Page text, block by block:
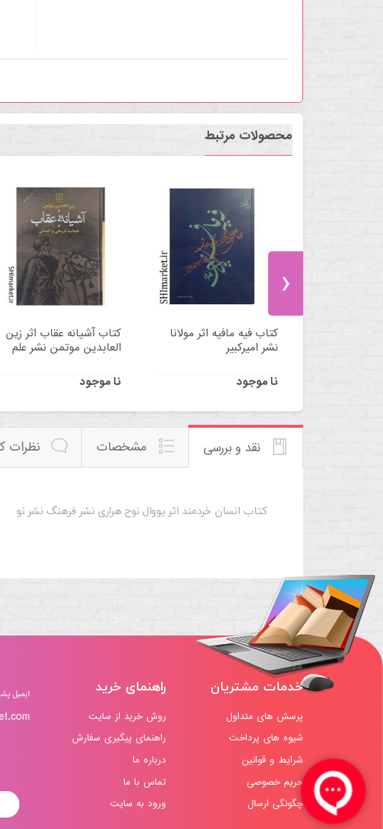
محصولات مرتبط
کتاب آشیانه عقاب اثر زین
العابدین موتمن نشر علم
نا موجود
کتاب فیه مافیه اثر مولانا
نشر امیرکبیر
نا موجود
›
نقد و بررسی مشخصات نظرات
کتاب انسان خردمند اثر یووال نوح هراری نشر فرهنگ نشر نو
خدمات مشتریان
پرسش های متداول
شیوه های پرداخت
شرایط و قوانین
حریم خصوصی
چگونگی ارسال
راهنمای خرید
روش خرید از سایت
راهنمای پیگیری سفارش
درباره ما
تماس با ما
ورود به سایت
ایمیل